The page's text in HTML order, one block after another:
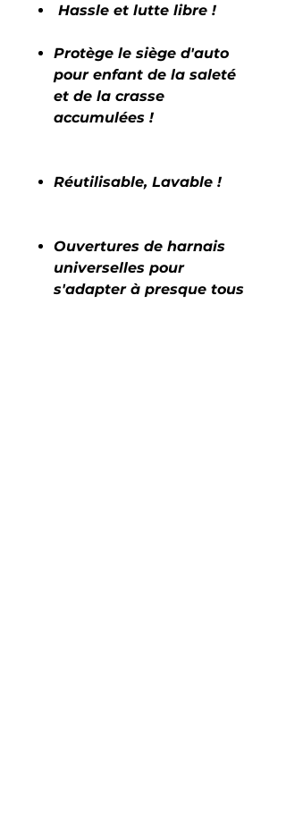
Hassle et lutte libre !
Protège le siège d'auto
pour enfant de la saleté
et de la crasse
accumulées !
Réutilisable, Lavable !
Ouvertures de harnais
universelles pour
s'adapter à presque tous